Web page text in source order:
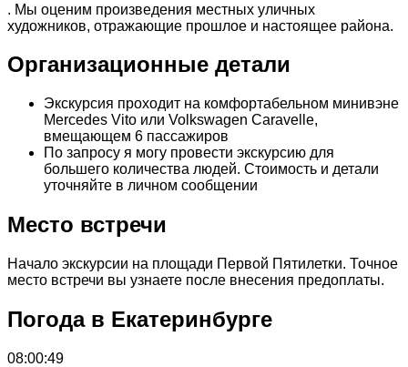
. Мы оценим произведения местных уличных
художников, отражающие прошлое и настоящее района.
Организационные детали
Экскурсия проходит на комфортабельном минивэне
Mercedes Vito или Volkswagen Caravelle,
вмещающем 6 пассажиров
По запросу я могу провести экскурсию для
большего количества людей. Стоимость и детали
уточняйте в личном сообщении
Место встречи
Начало экскурсии на площади Первой Пятилетки. Точное
место встречи вы узнаете после внесения предоплаты.
Погода в Екатеринбурге
08:00:49